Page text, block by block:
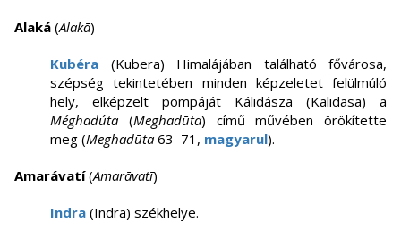
Alaká (Alakā)
Kubéra (Kubera) Himalájában található fővárosa,
szépség tekintetében minden képzeletet felülmúló
hely, elképzelt pompáját Kálidásza (Kālidāsa) a
Méghadúta (Meghadūta) című művében örökítette
meg (Meghadūta 63–71, magyarul).
Amarávatí(Amarāvatī)
Indra (Indra) székhelye.